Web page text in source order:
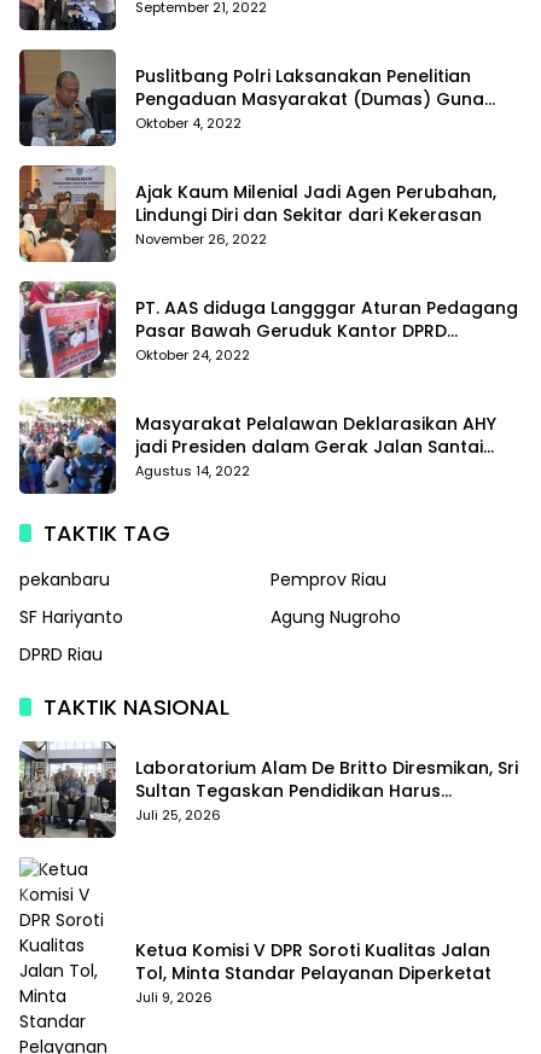
Tanggamus resmi melaporkan Alvin Lim ke
September 21, 2022
Puslitbang Polri Laksanakan Penelitian
Pengaduan Masyarakat (Dumas) Guna
Meningkatkan Profesionalisme Personil Polri
Oktober 4, 2022
Ajak Kaum Milenial Jadi Agen Perubahan,
Lindungi Diri dan Sekitar dari Kekerasan
November 26, 2022
PT. AAS diduga Langggar Aturan Pedagang
Pasar Bawah Geruduk Kantor DPRD
Pekanbaru
Oktober 24, 2022
Masyarakat Pelalawan Deklarasikan AHY
jadi Presiden dalam Gerak Jalan Santai
Partai Demokrat
Agustus 14, 2022
TAKTIK TAG
pekanbaru
Pemprov Riau
SF Hariyanto
Agung Nugroho
DPRD Riau
TAKTIK NASIONAL
Laboratorium Alam De Britto Diresmikan, Sri
Sultan Tegaskan Pendidikan Harus
Membentuk Karakter
Juli 25, 2026
Ketua Komisi V DPR Soroti Kualitas Jalan
Tol, Minta Standar Pelayanan Diperketat
Juli 9, 2026